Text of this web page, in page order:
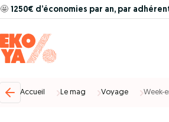
🤩 1250€ d’économies par an, par
Accueil Le mag Voyage Week-